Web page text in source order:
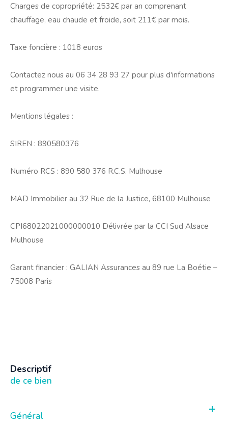
Charges de copropriété: 2532€ par an comprenant
chauffage, eau chaude et froide, soit 211€ par mois.
Taxe foncière : 1018 euros
Contactez nous au 06 34 28 93 27 pour plus d'informations
et programmer une visite.
Mentions légales :
SIREN : 890580376
Numéro RCS : 890 580 376 R.C.S. Mulhouse
MAD Immobilier au 32 Rue de la Justice, 68100 Mulhouse
CPI68022021000000010 Délivrée par la CCI Sud Alsace
Mulhouse
Garant financier : GALIAN Assurances au 89 rue La Boétie –
75008 Paris
descriptif
de ce bien
Général